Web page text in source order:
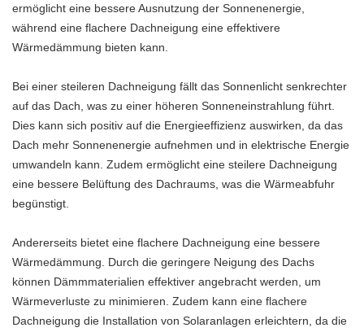
ermöglicht eine bessere Ausnutzung der Sonnenenergie,
während eine flachere Dachneigung eine effektivere
Wärmedämmung bieten kann.
Bei einer steileren Dachneigung fällt das Sonnenlicht senkrechter
auf das Dach, was zu einer höheren Sonneneinstrahlung führt.
Dies kann sich positiv auf die Energieeffizienz auswirken, da das
Dach mehr Sonnenenergie aufnehmen und in elektrische Energie
umwandeln kann. Zudem ermöglicht eine steilere Dachneigung
eine bessere Belüftung des Dachraums, was die Wärmeabfuhr
begünstigt.
Andererseits bietet eine flachere Dachneigung eine bessere
Wärmedämmung. Durch die geringere Neigung des Dachs
können Dämmmaterialien effektiver angebracht werden, um
Wärmeverluste zu minimieren. Zudem kann eine flachere
Dachneigung die Installation von Solaranlagen erleichtern, da die